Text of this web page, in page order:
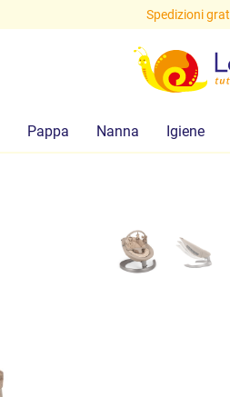
Preventivi gratuiti: scrivi a
Pappa Nanna Igiene